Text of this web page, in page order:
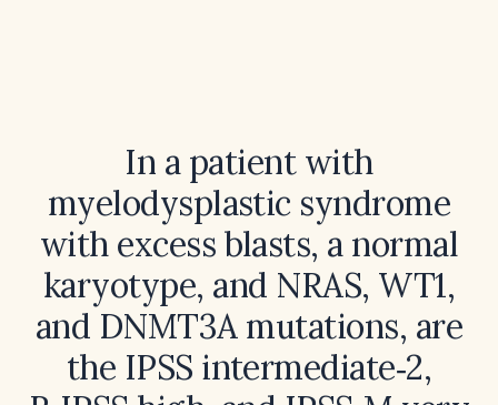
In a patient with
myelodysplastic syndrome
with excess blasts, a normal
karyotype, and NRAS, WT1,
and DNMT3A mutations, are
the IPSS intermediate‑2,